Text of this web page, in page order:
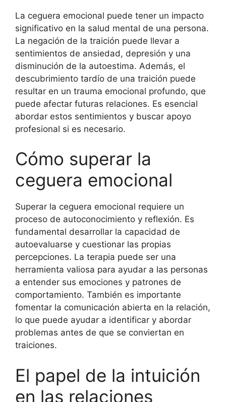
La ceguera emocional puede tener un impacto
significativo en la salud mental de una persona.
La negación de la traición puede llevar a
sentimientos de ansiedad, depresión y una
disminución de la autoestima. Además, el
descubrimiento tardío de una traición puede
resultar en un trauma emocional profundo, que
puede afectar futuras relaciones. Es esencial
abordar estos sentimientos y buscar apoyo
profesional si es necesario.
Cómo superar la
ceguera emocional
Superar la ceguera emocional requiere un
proceso de autoconocimiento y reflexión. Es
fundamental desarrollar la capacidad de
autoevaluarse y cuestionar las propias
percepciones. La terapia puede ser una
herramienta valiosa para ayudar a las personas
a entender sus emociones y patrones de
comportamiento. También es importante
fomentar la comunicación abierta en la relación,
lo que puede ayudar a identificar y abordar
problemas antes de que se conviertan en
traiciones.
El papel de la intuición
en las relaciones